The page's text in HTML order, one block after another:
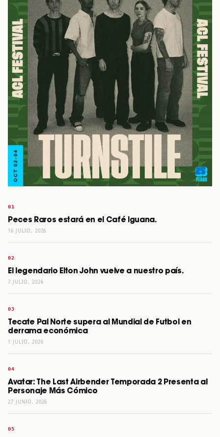
Peces Raros estará en el Café Iguana.
16 JULIO, 2026
El legendario Elton John vuelve a nuestro país.
7 JULIO, 2026
Tecate Pal Norte supera al Mundial de Futbol en
derrama económica
1 JULIO, 2026
Avatar: The Last Airbender Temporada 2 Presenta al
Personaje Más Cómico
27 JUNIO, 2026